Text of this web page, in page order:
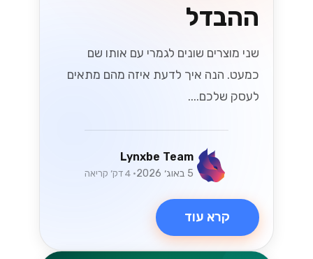
ההבדל
שני מוצרים שונים לגמרי עם אותו שם
כמעט. הנה איך לדעת איזה מהם מתאים
לעסק שלכם....
Lynxbe Team
5 באוג׳ 2026 • 4 דק׳ קריאה
קרא עוד